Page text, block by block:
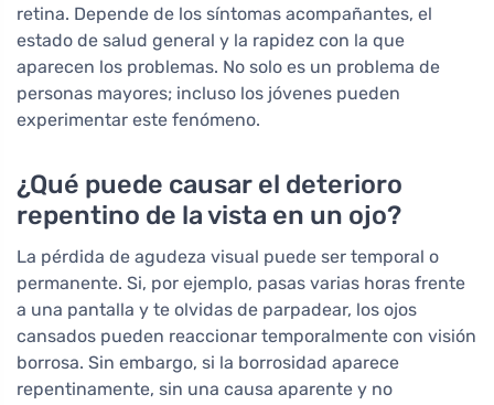
retina. Depende de los síntomas acompañantes, el
estado de salud general y la rapidez con la que
aparecen los problemas. No solo es un problema de
personas mayores; incluso los jóvenes pueden
experimentar este fenómeno.
¿Qué puede causar el deterioro
repentino de la vista en un ojo?
La pérdida de agudeza visual puede ser temporal o
permanente. Si, por ejemplo, pasas varias horas frente
a una pantalla y te olvidas de parpadear, los ojos
cansados pueden reaccionar temporalmente con visión
borrosa. Sin embargo, si la borrosidad aparece
repentinamente, sin una causa aparente y no